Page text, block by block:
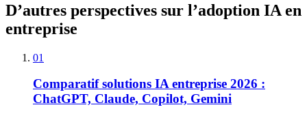
D’autres perspectives sur l’adoption IA en
entreprise
01
Comparatif solutions IA entreprise 2026 :
ChatGPT, Claude, Copilot, Gemini